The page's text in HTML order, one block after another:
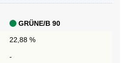
GRÜNE/B 90
22,88 %
-